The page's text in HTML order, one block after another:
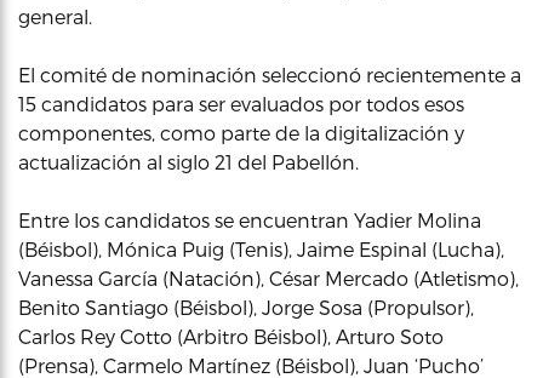
general.
El comité de nominación seleccionó recientemente a
15 candidatos para ser evaluados por todos esos
componentes, como parte de la digitalización y
actualización al siglo 21 del Pabellón.
Entre los candidatos se encuentran Yadier Molina
(Béisbol), Mónica Puig (Tenis), Jaime Espinal (Lucha),
Vanessa García (Natación), César Mercado (Atletismo),
Benito Santiago (Béisbol), Jorge Sosa (Propulsor),
Carlos Rey Cotto (Arbitro Béisbol), Arturo Soto
(Prensa), Carmelo Martínez (Béisbol), Juan ‘Pucho’